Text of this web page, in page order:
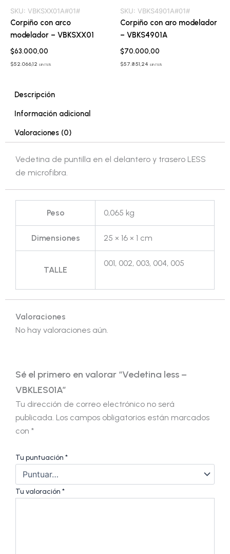
SKU: VBKSXX01A#01#
Corpiño con arco
modelador – VBKSXX01
$63.000,00
$52.066,12 sin IVA
SKU: VBKS4901A#01#
Corpiño con aro modelador
– VBKS4901A
$70.000,00
$57.851,24 sin IVA
Descripción
Información adicional
Valoraciones (0)
Vedetina de puntilla en el delantero y trasero LESS
de microfibra.
Peso 0,065 kg
Dimensiones 25 × 16 × 1 cm
TALLE
001, 002, 003, 004, 005
Valoraciones
No hay valoraciones aún.
Sé el primero en valorar “Vedetina less –
VBKLES01A”
Tu dirección de correo electrónico no será
publicada. Los campos obligatorios están marcados
con *
Tu puntuación *
Tu valoración *